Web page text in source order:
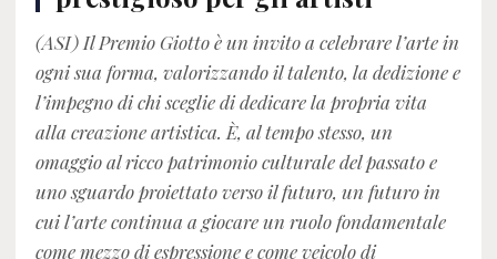
(ASI) Il Premio Giotto è un invito a celebrare l’arte in
ogni sua forma, valorizzando il talento, la dedizione e
l’impegno di chi sceglie di dedicare la propria vita
alla creazione artistica. È, al tempo stesso, un
omaggio al ricco patrimonio culturale del passato e
uno sguardo proiettato verso il futuro, un futuro in
cui l’arte continua a giocare un ruolo fondamentale
come mezzo di espressione e come veicolo di